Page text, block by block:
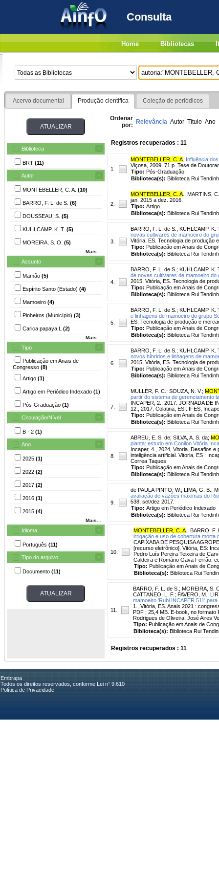
Consulta
Home Bibliotecas
Acervo documental Produção científica Coleção de periódicos
Biblioteca
BRT (11)
Autor
MONTEBELLER, C. A. (10)
BARRO, F. L. de S. (6)
DOUSSEAU, S. (5)
KUHLCAMP, K. T. (5)
MOREIRA, S. O. (5)
Mais...
Assunto
Mamão (5)
Espírito Santo (Estado) (4)
Mamoeiro (4)
Pinheiros (Município) (3)
Carica papaya L (2)
Mais...
Tipo
Publicação em Anais de
Congresso (8)
Artigo (1)
Artigo em Periódico Indexado (1)
Pós-Graduação (1)
Circulação/Nível
B - 2 (1)
Ano
2025 (1)
2022 (2)
2017 (2)
2016 (1)
2015 (4)
Mais...
Idioma
Português (11)
Tipo do arquivo
Documento (11)
Ordenar
por: Relevância Autor Título Ano
Registros recuperados : 11
1.
MONTEBELLER, C. A Influência
Viçosa, 2009. 71 p. Tese de
Tipo: Pós-Graduação
Biblioteca(s): Biblioteca Rui
2.
MONTEBELLER, C. A ; MARTINS,
jan. 2015 a dez. 2016.
Tipo: Artigo
Biblioteca(s): Biblioteca Rui
3.
BARRO, F. L. de S. ; KUHLCAMP, K.
novas cultivares de mamoeiro do
Vitória, ES. Tecnologia de produção
Tipo: Publicação em Anais de
Biblioteca(s): Biblioteca Rui
4.
BARRO, F. L. de S. ; KUHLCAMP, K.
de novas cultivares de mamoeiro
2015, Vitória, ES. Tecnologia de
Tipo: Publicação em Anais de
Biblioteca(s): Biblioteca Rui
5.
BARRO, F. L. de S. ; KUHLCAMP, K.
e linhagens de mamoeiro do grupo
ES. Tecnologia de produção e
Tipo: Publicação em Anais de
Biblioteca(s): Biblioteca Rui
6.
BARRO, F. L. de S. ; KUHLCAMP, K.
novos híbridos e linhagens de
2015, Vitória, ES. Tecnologia de
Tipo: Publicação em Anais de
Biblioteca(s): Biblioteca Rui
7.
MULLER, F. C. ; SOUZA, N. V.;
partir do sistema de gerenciamento
INCAPER, 2., 2017. JORNADA DE
12., 2017. Colatina, ES : IFES;
Tipo: Publicação em Anais de
Biblioteca(s): Biblioteca Rui
8.
ABREU, E. S. de; SILVA, A. S. da;
planta: estudo em Conilon Vitória
Incaper, 4., 2024, Vitoria. Desafios
inteligência artificial. Vitoria, ES :
Correa Taques.
Tipo: Publicação em Anais de
Biblioteca(s): Biblioteca Rui
9.
de PAULA PINTO, W.; LIMA, G. B. ;
avaliação de vazões máximas do
538, set/dez 2017.
Tipo: Artigo em Periódico Indexado
Biblioteca(s): Biblioteca Rui
10.
MONTEBELLER, C. A ; BARRO, F.
irrigação e uso de cobertura morta
CAPIXABA DE PESQUISA
[recurso eletrônico]. Vitória, ES:
Pedro Luís Pereira Teixeira de
Caldeira e Romário Gava Ferrão,
Tipo: Publicação em Anais de
Biblioteca(s): Biblioteca Rui
11.
BARRO, F. L. de S. ; MOREIRA, S.
CATTANEO, L. F. ; FAVERO, M. ;
mamoeiro 'Rubi INCAPER 511'
1., Vitória, ES. Anais 2021 :
PDF ; 25,4 MB. E-book, no formato
Rodrigues de Oliveira, José Aires
Tipo: Publicação em Anais de
Biblioteca(s): Biblioteca Rui
Registros recuperados : 11
Embrapa
Todos os direitos reservados, conforme Lei n° 9.610
Política de Privacidade